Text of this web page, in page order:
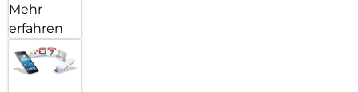
Mehr
erfahren